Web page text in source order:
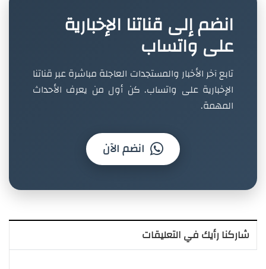
انضم إلى قناتنا الإخبارية
على واتساب
تابع آخر الأخبار والمستجدات العاجلة مباشرة عبر قناتنا
الإخبارية على واتساب. كن أول من يعرف الأحداث
المهمة.
انضم الآن
شاركنا رأيك في التعليقات